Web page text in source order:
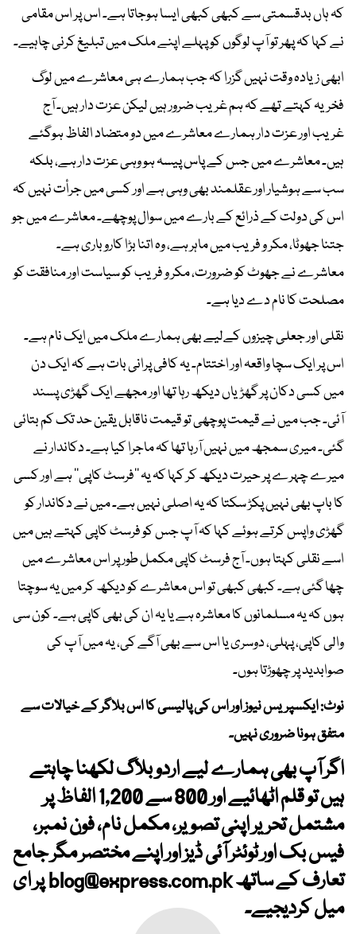
کہ ہاں بدقسمتی سے کبھی کبھی ایسا ہوجاتا ہے۔ اس پر اس مقامی
نے کہا کہ پھر تو آپ لوگوں کو پہلے اپنے ملک میں تبلیغ کرنی چاہیے۔
ابھی زیادہ وقت نہیں گزرا کہ جب ہمارے ہی معاشرے میں لوگ
فخریہ کہتے تھے کہ ہم غریب ضرور ہیں لیکن عزت دار ہیں۔ آج
غریب اور عزت دار ہمارے معاشرے میں دو متضاد الفاظ ہوگئے
ہیں۔ معاشرے میں جس کے پاس پیسہ ہو وہی عزت دار ہے، بلکہ
سب سے ہوشیار اور عقلمند بھی وہی ہے اور کسی میں جرأت نہیں کہ
اس کی دولت کے ذرائع کے بارے میں سوال پوچھے۔ معاشرے میں جو
جتنا جھوٹا، مکر و فریب میں ماہر ہے، وہ اتنا بڑا کاروباری ہے۔
معاشرے نے جھوٹ کو ضرورت، مکر و فریب کو سیاست اور منافقت کو
مصلحت کا نام دے دیا ہے۔
نقلی اور جعلی چیزوں کےلیے بھی ہمارے ملک میں ایک نام ہے۔
اس پر ایک سچا واقعہ اور اختتام۔ یہ کافی پرانی بات ہے کہ ایک دن
میں کسی دکان پر گھڑیاں دیکھ رہا تھا اور مجھے ایک گھڑی پسند
آئی۔ جب میں نے قیمت پوچھی تو قیمت ناقابل یقین حد تک کم بتائی
گئی۔ میری سمجھ میں نہیں آرہا تھا کہ ماجرا کیا ہے۔ دکاندار نے
میرے چہرے پر حیرت دیکھ کر کہا کہ یہ ’’فرسٹ کاپی‘‘ ہے اور کسی
کا باپ بھی نہیں پکڑ سکتا کہ یہ اصلی نہیں ہے۔ میں نے دکاندار کو
گھڑی واپس کرتے ہوئے کہا کہ آپ جس کو فرسٹ کاپی کہتے ہیں میں
اسے نقلی کہتا ہوں۔ آج فرسٹ کاپی مکمل طور پر اس معاشرے میں
چھا گئی ہے۔ کبھی کبھی تو اس معاشرے کو دیکھ کر میں یہ سوچتا
ہوں کہ یہ مسلمانوں کا معاشرہ ہے یا یہ ان کی بھی کاپی ہے۔ کون سی
والی کاپی، پہلی، دوسری یا اس سے بھی آگے کی، یہ میں آپ کی
صوابدید پر چھوڑتا ہوں۔
نوٹ: ایکسپریس نیوز اور اس کی پالیسی کا اس بلاگر کے خیالات سے
متفق ہونا ضروری نہیں۔
اگر آپ بھی ہمارے لیے اردو بلاگ لکھنا چاہتے
ہیں تو قلم اٹھائیے اور 800 سے 1,200 الفاظ پر
مشتمل تحریر اپنی تصویر، مکمل نام، فون نمبر،
فیس بک اور ٹوئٹر آئی ڈیز اور اپنے مختصر مگر جامع
تعارف کے ساتھblog@express.com.pkپر ای
میل کردیجیے۔